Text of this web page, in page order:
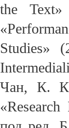
the
Studies»
Чан, К.